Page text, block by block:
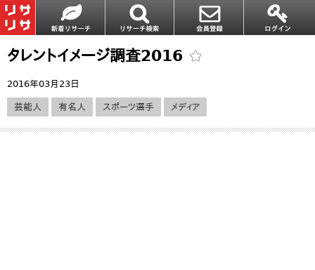
タレントイメージ調査2016
2016年03月23日
芸能人 有名人 スポーツ選手 メディア